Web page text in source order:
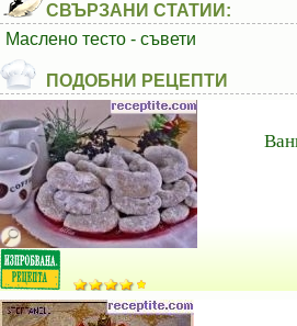
СВЪРЗАНИ СТАТИИ:
Маслено тесто - съвети
ПОДОБНИ РЕЦЕПТИ